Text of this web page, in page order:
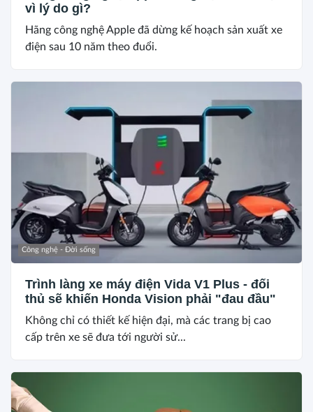
vì lý do gì?
Hãng công nghệ Apple đã dừng kế hoạch sản xuất xe
điện sau 10 năm theo đuổi.
Công nghệ - Đời sống
Trình làng xe máy điện Vida V1 Plus - đối
thủ sẽ khiến Honda Vision phải "đau đầu"
Không chỉ có thiết kế hiện đại, mà các trang bị cao
cấp trên xe sẽ đưa tới người sử...